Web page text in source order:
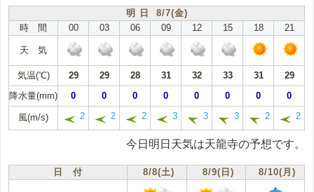
明 日 8/7(金)
時 間
00 03 06 09 12 15 18 21
天 気
気温(℃) 29 29 28 31 32 33 31
29
降水量(mm)
0 0 0 0 0 0 0 0
風(m/s) 2 2 2 3 3 3 2 2
今日明日天気は天龍寺の予想です。
日 付 8/8(土) 8/9(日) 8/10(月)